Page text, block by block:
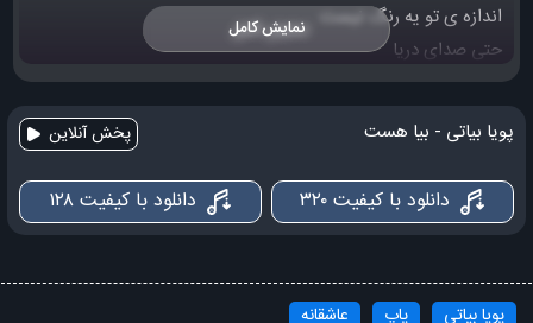
اندازه ی تو یه رنگ نیست
حتی صدای دریا
مثل صدای نفسای تو برام قشنگ نیست
ندیدم رو دستت ندیدم که ندیدم
که یه تار موت به یه دنیا نمیدم
عزیزم برات گلی که دوسش داشتی رو با عشق خریدم
شبیهت فقط توی نقاشیا هست
توو دریاچه ی چشمای تو چیا هست
نمایش کامل
پویا بیاتی - بیا هست پخش آنلاین
دانلود با کیفیت ۳۲۰ دانلود با کیفیت ۱۲۸
پویا بیاتی پاپ عاشقانه